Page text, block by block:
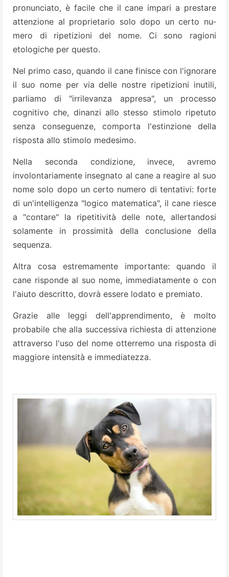
pronunciato, è facile che il cane impari a prestare
attenzione al proprietario solo dopo un certo nu­
mero di ripetizioni del nome. Ci so­no ragioni
etologiche per questo.
Nel primo caso, quando il ca­ne finisce con l'ignorare
il suo nome per via delle no­stre ripetizioni inutili,
parliamo di "irrilevanza appresa", un proces­so
cognitivo che, dinanzi allo stes­so stimolo ripetuto
senza conse­guenze, comporta l'estinzione del­la
risposta allo stimolo medesimo.
Nella seconda condizione, invece, avremo
involontariamente insegna­to al cane a reagire al suo
nome so­lo dopo un certo numero di tenta­tivi: forte
di un'intelligenza "logico matematica", il cane riesce
a "con­tare" la ripetitività delle note, al­lertandosi
solamente in prossimità della conclusione della
sequenza.
Altra cosa estremamente importan­te: quando il
cane risponde al suo nome, immediatamente o con
l'a­iuto descritto, dovrà essere lodato e premiato.
Grazie alle leggi dell'apprendimento, è molto
probabile che alla successiva richiesta di at­tenzione
attraverso l'uso del nome otterremo una risposta di
maggiore intensità e immediatezza.